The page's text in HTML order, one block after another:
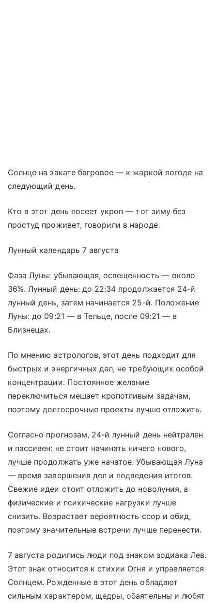
Солнце на закате багровое — к жаркой погоде на
следующий день.
Кто в этот день посеет укроп — тот зиму без
простуд проживет, говорили в народе.
Лунный календарь 7 августа
Фаза Луны: убывающая, освещенность — около
36%. Лунный день: до 22:34 продолжается 24-й
лунный день, затем начинается 25-й. Положение
Луны: до 09:21 — в Тельце, после 09:21 — в
Близнецах.
По мнению астрологов, этот день подходит для
быстрых и энергичных дел, не требующих особой
концентрации. Постоянное желание
переключиться мешает кропотливым задачам,
поэтому долгосрочные проекты лучше отложить.
Согласно прогнозам, 24-й лунный день нейтрален
и пассивен: не стоит начинать ничего нового,
лучше продолжать уже начатое. Убывающая Луна
— время завершения дел и подведения итогов.
Свежие идеи стоит отложить до новолуния, а
физические и психические нагрузки лучше
снизить. Возрастает вероятность ссор и обид,
поэтому значительные встречи лучше перенести.
7 августа родились люди под знаком зодиака Лев.
Этот знак относится к стихии Огня и управляется
Солнцем. Рожденные в этот день обладают
сильным характером, щедры, обаятельны и любят